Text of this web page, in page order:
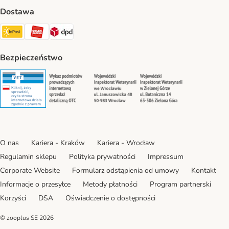
Dostawa
Paczkomat® Shipping Method
ORLEN Paczka Shipping Method
DPD Shipping Method
Bezpieczeństwo
Security Security Security
O nas Kariera - Kraków
Kariera - Wrocław
Regulamin sklepu
Polityka prywatności
Impressum
Corporate Website
Formularz odstąpienia od umowy
Kontakt
Informacje o przesyłce
Metody płatności
Program partnerski
Korzyści
DSA Oświadczenie o dostępności
© zooplus SE 2026